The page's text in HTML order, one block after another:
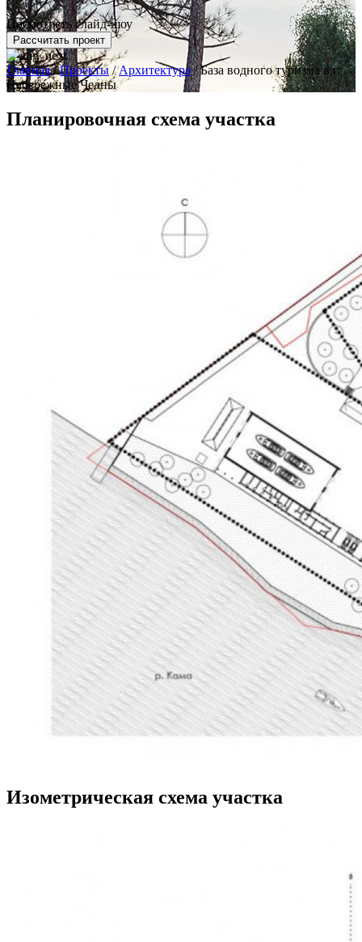
Посмотреть слайд-шоу
Рассчитать проект
Главная /Проекты /Архитектура /База водного туризма в г.
Набережные Челны
Планировочная схема участка
Изометрическая схема участка